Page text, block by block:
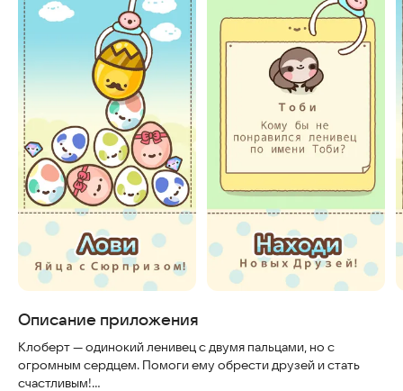
Описание приложения
Клоберт — одинокий ленивец с двумя пальцами, но с
огромным сердцем. Помоги ему обрести друзей и стать
счастливым!